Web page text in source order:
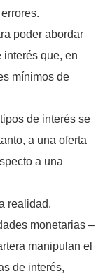
poder abordar
interés que, en
mínimos de
de interés se
a una oferta
a una
realidad.
monetarias –
manipulan el
de interés,